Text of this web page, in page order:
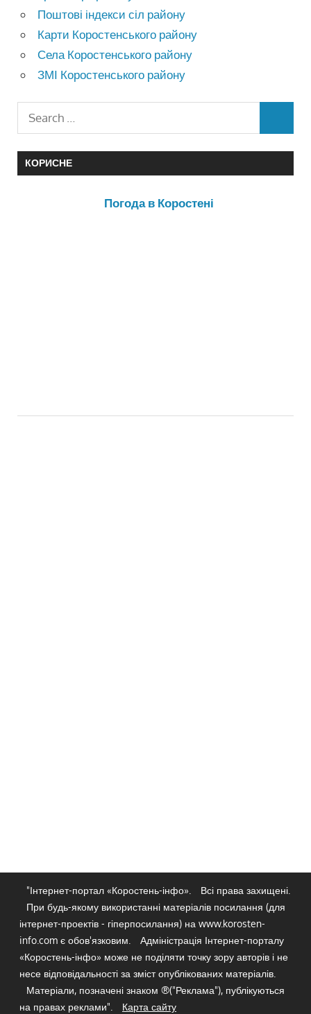
Поштові індекси сіл району
Карти Коростенського району
Села Коростенського району
ЗМІ Коростенського району
КОРИСНЕ
Погода в Коростені
"Інтернет-портал «Коростень-інфо».
Всі права захищені.
При будь-якому використанні матеріалів посилання (для
інтернет-проектів - гіперпосилання) на www.korosten-
info.com є обов'язковим.
Адміністрація Інтернет-порталу
«Коростень-інфо» може не поділяти точку зору авторів і не
несе відповідальності за зміст опублікованих матеріалів.
Матеріали, позначені знаком ®("Реклама"), публікуються
на правах реклами".
Карта сайту